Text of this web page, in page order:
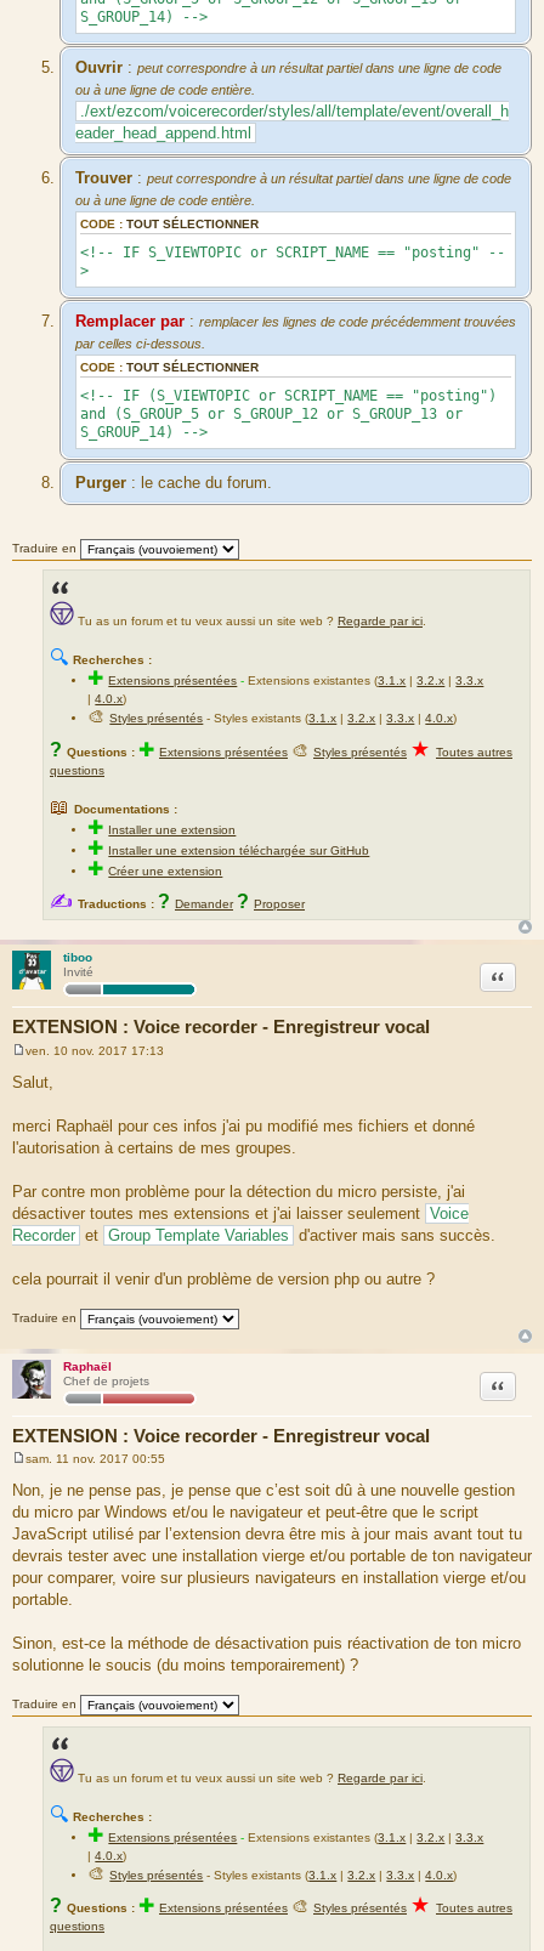
S_GROUP_14) -->
Ouvrir : peut correspondre à un résultat partiel dans une ligne de code
ou à une ligne de code entière.
./ext/ezcom/voicerecorder/styles/all/template/event/overall_h
eader_head_append.html
Trouver : peut correspondre à un résultat partiel dans une ligne de code
ou à une ligne de code entière.
CODE : TOUT SÉLECTIONNER
<!-- IF S_VIEWTOPIC or SCRIPT_NAME == "posting" --
>
Remplacer par : remplacer les lignes de code précédemment trouvées
par celles ci-dessous.
CODE : TOUT SÉLECTIONNER
<!-- IF (S_VIEWTOPIC or SCRIPT_NAME == "posting")
and (S_GROUP_5 or S_GROUP_12 or S_GROUP_13 or
S_GROUP_14) -->
Purger : le cache du forum.
Traduire en
Tu as un forum et tu veux aussi un site web ? Regarde par ici.
🔍 Recherches :
✚Extensions présentées -Extensions existantes (3.1.x |3.2.x |3.3.x
|4.0.x)
🎨Styles présentés - Styles existants (3.1.x |3.2.x |3.3.x |4.0.x)
? Questions : ✚ Extensions présentées 🎨 Styles présentés ★ Toutes autres
questions
📖 Documentations :
✚ Installer une extension
✚ Installer une extension téléchargée sur GitHub
✚Créer une extension
✍ Traductions : ? Demander ? Proposer
tiboo
Invité
EXTENSION : Voice recorder - Enregistreur vocal
Citation
e
s
g
e
ven. 10 nov. 2017 17:13
Salut,
merci Raphaël pour ces infos j'ai pu modifié mes fichiers et donné
l'autorisation à certains de mes groupes.
Par contre mon problème pour la détection du micro persiste, j'ai
désactiver toutes mes extensions et j'ai laisser seulement Voice
Recorder et Group Template Variables d'activer mais sans succès.
cela pourrait il venir d'un problème de version php ou autre ?
Traduire en
Raphaël
Chef de projets
EXTENSION : Voice recorder - Enregistreur vocal
Citation
s
s
g
e
sam. 11 nov. 2017 00:55
Non, je ne pense pas, je pense que c’est soit dû à une nouvelle gestion
du micro par Windows et/ou le navigateur et peut-être que le script
JavaScript utilisé par l’extension devra être mis à jour mais avant tout tu
devrais tester avec une installation vierge et/ou portable de ton navigateur
pour comparer, voire sur plusieurs navigateurs en installation vierge et/ou
portable.
Sinon, est-ce la méthode de désactivation puis réactivation de ton micro
solutionne le soucis (du moins temporairement) ?
Traduire en
Tu as un forum et tu veux aussi un site web ? Regarde par ici
🔍 Recherches :
✚Extensions présentées -Extensions existantes (3.1.x |3.2.x |3.3.x
|4.0.x)
🎨Styles présentés - Styles existants (3.1.x |3.2.x |3.3.x |4.0.x)
? Questions : ✚ Extensions présentées 🎨 Styles présentés ★ Toutes autres
questions